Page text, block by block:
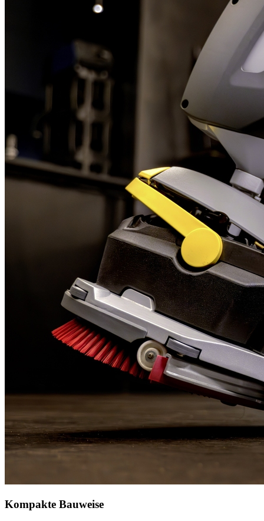
Kompakte Bauweise